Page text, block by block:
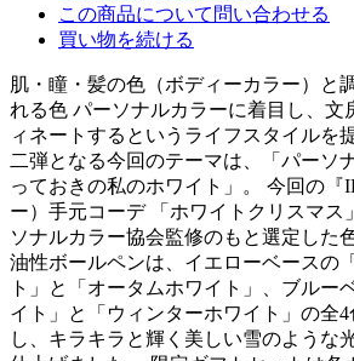
この商品について問い合わせる
買い物を続ける
肌・瞳・髪の色（ボディーカラー）と
れる色 パーソナルカラーに着目し、文
ィネートするというライフスタイルを
二弾となる今回のテーマは、「パーソ
っておきの私のホワイト」。 今回の『
ー）手元コーデ 「ホワイトクリスマス
ソナルカラー協会監修のもと選定した
油性ボールペンは、イエローベースの
ト」と「オータムホワイト」、ブルー
イト」と「ウィンターホワイト」の全
し、キラキラと輝く美しい雪のような